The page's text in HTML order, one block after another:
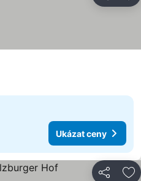
Ukázat ceny
Sdílet